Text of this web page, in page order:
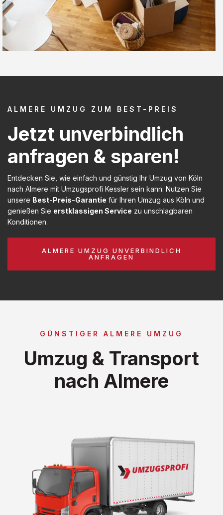
ALMERE UMZUG ZUM BEST-PREIS
Jetzt unverbindlich
anfragen & sparen!
Entdecken Sie, wie einfach und günstig Ihr Umzug von Köln
nach Almere mit Umzugsprofi Kessler sein kann: Nutzen Sie
unsere Best-Preis-Garantie für Ihren Umzug aus Köln und
genießen Sie erstklassigen Service zu unschlagbaren
Konditionen.
ALMERE UMZUG UNVERBINDLICH
ANFRAGEN
GÜNSTIGER ALMERE UMZUG
Umzug & Transport
nach Almere